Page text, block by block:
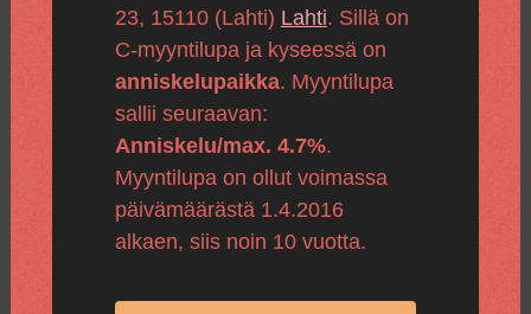
23, 15110 (Lahti) Lahti. Sillä on
C-myyntilupa ja kyseessä on
anniskelupaikka. Myyntilupa
sallii seuraavan:
Anniskelu/max. 4.7%.
Myyntilupa on ollut voimassa
päivämäärästä 1.4.2016
alkaen, siis noin 10 vuotta.